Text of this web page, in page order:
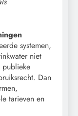
systemen,
niet
publieke
Dan
tarieven en